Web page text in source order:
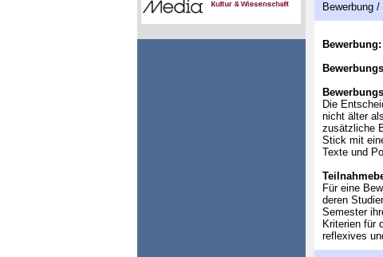
Bewerbung
Bewerbung:
Die
nicht älter
zusätzliche
Stick mit
Texte und
Für eine
deren
Semester
Kriterien für
reflexives